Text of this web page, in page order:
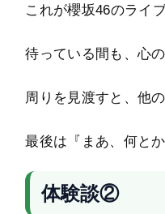
これが櫻坂46のライ
待っている間も、心
周りを見渡すと、他
最後は『まあ、何と
体験談②